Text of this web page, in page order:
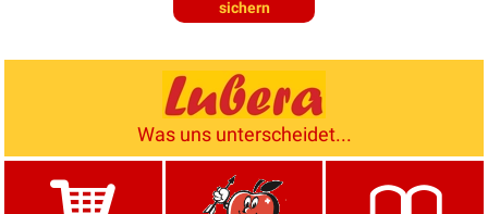
sichern
Was uns unterscheidet...